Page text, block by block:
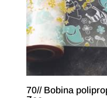
70// Bobina